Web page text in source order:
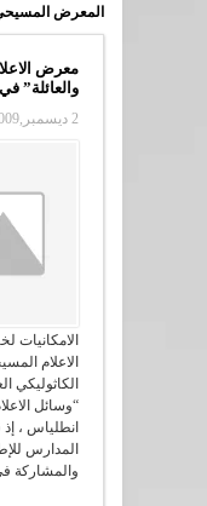
المعرض
معرض
والعائلة”
2 ديسمبر,2009
الاعلام
الكاثوليكي
“وسائل
انطلياس ،
المدارس
والمشاركة